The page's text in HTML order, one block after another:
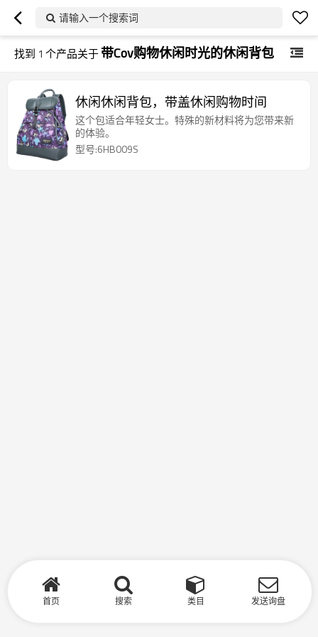
请输入一个搜索词
找到 1 个产品关于带Cov购物休闲时光的休闲背包
休闲休闲背包，带盖休闲购物时间
这个包适合年轻女士。特殊的新材料将为您带来新
的体验。
型号:6HB009S
首页 搜索 类目 发送询盘